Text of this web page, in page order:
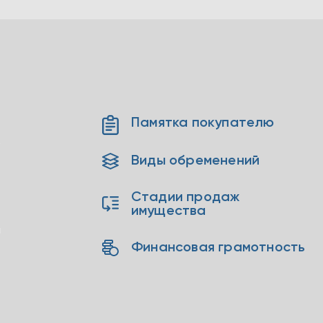
Памятка покупателю
Виды обременений
Стадии продаж
имущества
Финансовая грамотность